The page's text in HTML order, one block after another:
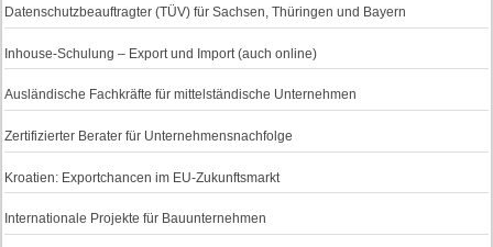
Datenschutzbeauftragter (TÜV) für Sachsen, Thüringen und Bayern
Inhouse-Schulung – Export und Import (auch online)
Ausländische Fachkräfte für mittelständische Unternehmen
Zertifizierter Berater für Unternehmensnachfolge
Kroatien: Exportchancen im EU-Zukunftsmarkt
Internationale Projekte für Bauunternehmen